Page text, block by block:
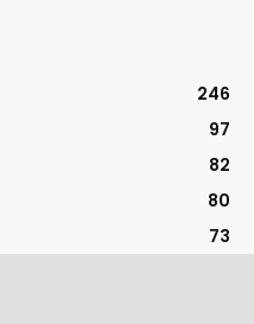
246
97
82
80
73